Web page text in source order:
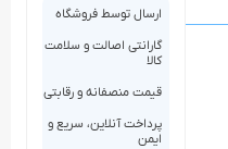
ارسال توسط فروشگاه
گارانتی اصالت و سلامت
کالا
قیمت منصفانه و رقابتی
پرداخت آنلاین، سریع و
ایمن